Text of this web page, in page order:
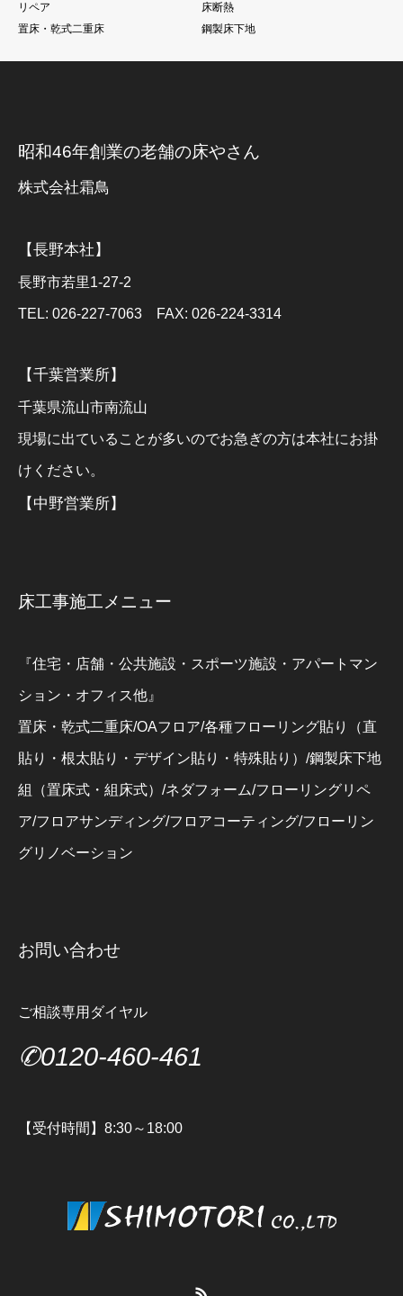
リペア
床断熱
置床・乾式二重床
鋼製床下地
昭和46年創業の老舗の床やさん
株式会社霜鳥
【長野本社】
長野市若里1-27-2
TEL: 026-227-7063 FAX: 026-224-3314
【千葉営業所】
千葉県流山市南流山
現場に出ていることが多いのでお急ぎの方は本社にお掛
けください。
【中野営業所】
床工事施工メニュー
『住宅・店舗・公共施設・スポーツ施設・アパートマン
ション・オフィス他』
置床・乾式二重床/OAフロア/各種フローリング貼り（直
貼り・根太貼り・デザイン貼り・特殊貼り）/鋼製床下地
組（置床式・組床式）/ネダフォーム/フローリングリペ
ア/フロアサンディング/フロアコーティング/フローリン
グリノベーション
お問い合わせ
ご相談専用ダイヤル
✆0120-460-461
【受付時間】8:30～18:00